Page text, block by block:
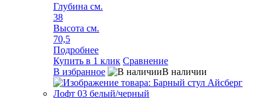
Глубина см.
38
Высота см.
70,5
Подробнее
Купить в 1 клик Сравнение
В избранное
В наличии